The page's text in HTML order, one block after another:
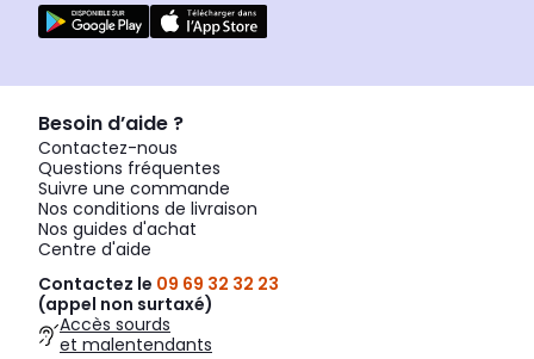
Besoin d’aide ?
Contactez-nous
Questions fréquentes
Suivre une commande
Nos conditions de livraison
Nos guides d'achat
Centre d'aide
Contactez le 09 69 32 32 23
(appel non surtaxé)
Accès sourds
et malentendants